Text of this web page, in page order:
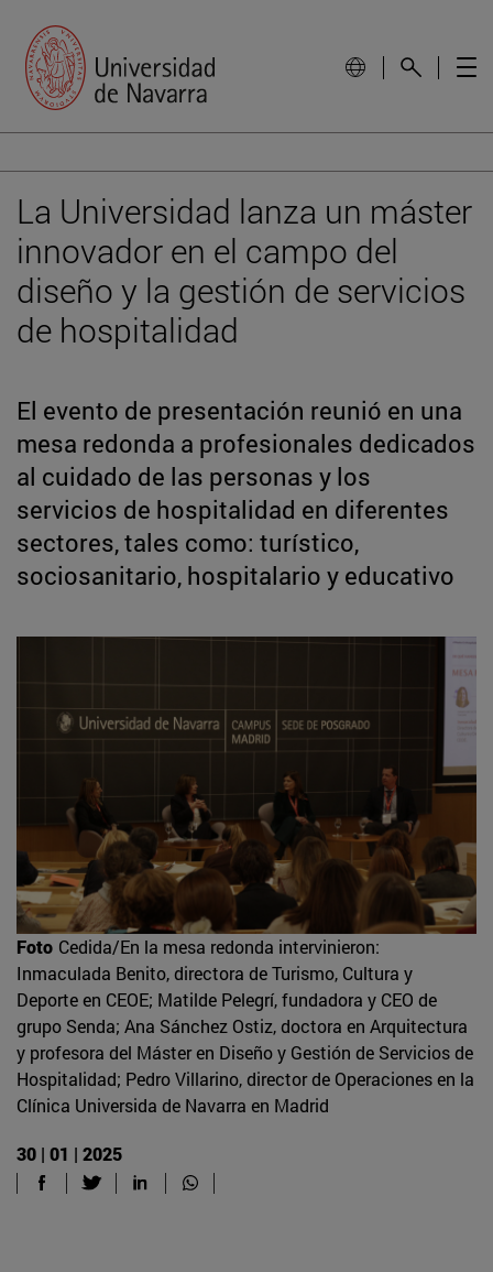
La Universidad lanza un máster
innovador en el campo del
diseño y la gestión de servicios
de hospitalidad
El evento de presentación reunió en una
mesa redonda a profesionales dedicados
al cuidado de las personas y los
servicios de hospitalidad en diferentes
sectores, tales como: turístico,
sociosanitario, hospitalario y educativo
Foto Cedida/En la mesa redonda intervinieron:
Inmaculada Benito, directora de Turismo, Cultura y
Deporte en CEOE; Matilde Pelegrí, fundadora y CEO de
grupo Senda; Ana Sánchez Ostiz, doctora en Arquitectura
y profesora del Máster en Diseño y Gestión de Servicios de
Hospitalidad; Pedro Villarino, director de Operaciones en la
Clínica Universida de Navarra en Madrid
30 | 01 | 2025